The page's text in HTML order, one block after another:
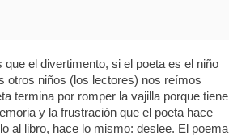
el divertimento, si el poeta es el niño
otros niños (los lectores) nos reímos
termina por romper la vajilla porque tiene
y la frustración que el poeta hace
al libro, hace lo mismo: deslee. El poema